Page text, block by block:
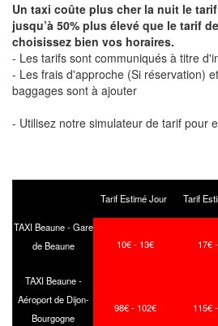
Un taxi coûte plus cher la nuit le
jusqu’à 50% plus élevé que le tarif
choisissez bien vos horaires.
- Les tarifs sont communiqués à titre
- Les frais d'approche (Si réservation)
baggages sont à ajouter
- Utilisez notre simulateur de tarif pour
Tarif Estimé Jour Tarif
TAXI Beaune - Gare
de Beaune
10€ - 13€ 17€
TAXI Beaune -
Aéroport de Dijon-
Bourgogne
98€ - 102€ 115€